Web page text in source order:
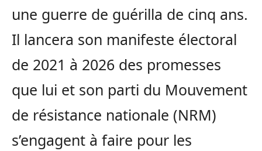
une guerre de guérilla de cinq ans.
Il lancera son manifeste électoral
de 2021 à 2026 des promesses
que lui et son parti du Mouvement
de résistance nationale (NRM)
s’engagent à faire pour les